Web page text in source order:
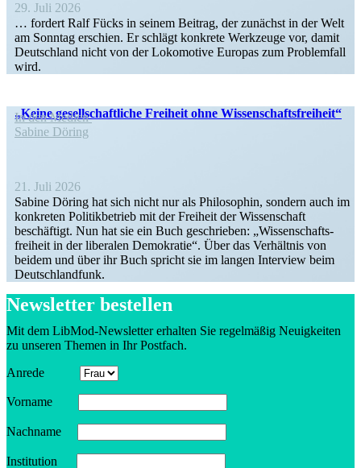
29. Juli 2026
… fordert Ralf Fücks in seinem Beitrag, der zunächst in der Welt
am Sonntag erschien. Er schlägt konkrete Werkzeuge vor, damit
Deutschland nicht von der Lokomotive Europas zum Problemfall
wird.
„Keine gesell­schaft­liche Freiheit ohne Wissenschaftsfreiheit“
In den Medien
Sabine Döring
21. Juli 2026
Sabine Döring hat sich nicht nur als Philo­sophin, sondern auch im
konkreten Politik­be­trieb mit der Freiheit der Wissen­schaft
beschäftigt. Nun hat sie ein Buch geschrieben: „Wissen­schafts­
freiheit in der liberalen Demokratie“. Über das Verhältnis von
beidem und über ihr Buch spricht sie im langen Interview beim
Deutschlandfunk.
Newsletter bestellen
Mit dem LibMod-Newsletter erhalten Sie regel­mäßig Neuig­keiten
zu unseren Themen in Ihr Postfach.
Anrede
Vorname
Nachname
Insti­tution